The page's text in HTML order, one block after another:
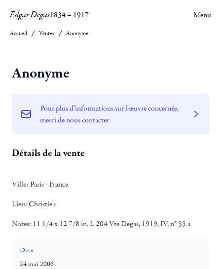
Edgar Degas1834– 1917 Menu
Accueil Ventes Anonyme
Anonyme
Pour plus d'informations sur l'œuvre concernée,
merci de nous contacter
Détails de la vente
Ville: Paris - France
Lieu: Christie's
Notes: 11 1/4 x 12 7/8 in. L 204 Vte Degas, 1919, IV, n° 55 a
Date
24 mai 2006